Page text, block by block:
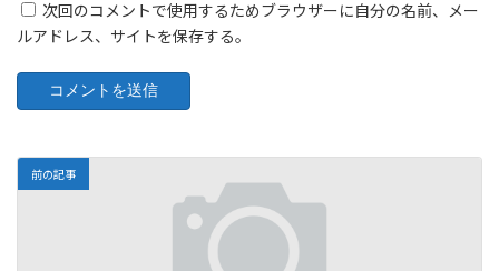
次回のコメントで使用するためブラウザーに自分の名前、メー
ルアドレス、サイトを保存する。
前の記事